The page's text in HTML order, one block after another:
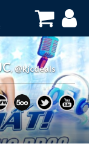
, @kjcdeals